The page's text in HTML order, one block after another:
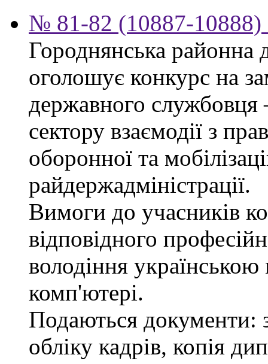
№ 81-82 (10887-10888)
Городнянська районна
оголошує конкурс на
державного службовця
сектору взаємодії з
оборонної та
райдержадміністрації.
Вимоги до учасників
відповідного
володіння
комп'ютері.
Подаються документи:
обліку кадрів, копія